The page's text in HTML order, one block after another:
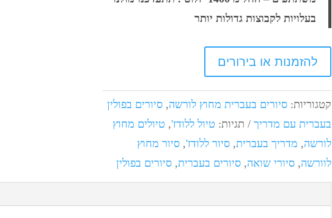
בעלויות לקבוצות גדולות יותר
להזמנות או בירורים
קטגוריות: סיורים בעברית מחוץ לורשה, סיורים בפולין
בעברית עם מדריך
תגיות: טיול ללודז', טיולים מחוץ
לורשה, מדריך בעברית, סיור ללודז', סיור מחוץ
לוורשה, סיורי שואה, סיורים בעברית, סיורים בפולין